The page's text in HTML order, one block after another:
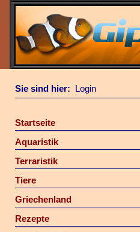
Sie sind hier: Login
Startseite
Aquaristik
Terraristik
Tiere
Griechenland
Rezepte